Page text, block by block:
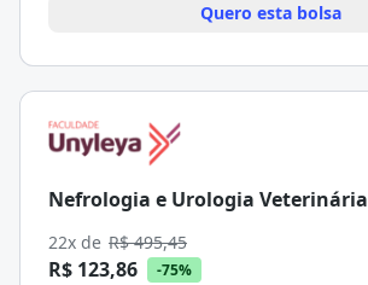
Quero esta bolsa
Nefrologia e Urologia Veterinária
22x de R$ 495,45
R$ 123,86 -75%